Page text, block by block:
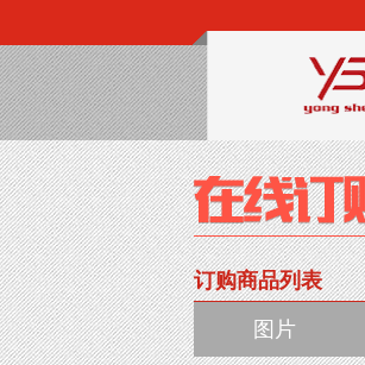
订购商品列表
图片